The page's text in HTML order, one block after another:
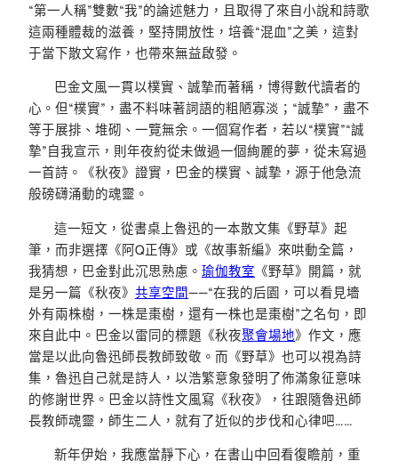
“第一人稱”雙數“我”的論述魅力，且取得了來自小說和詩歌
這兩種體裁的滋養，堅持開放性，培養“混血”之美，這對
于當下散文寫作，也帶來無益啟發。
巴金文風一貫以樸實、誠摯而著稱，博得數代讀者的
心。但“樸實”，盡不料味著詞語的粗陋寡淡；“誠摯”，盡不
等于展排、堆砌、一覽無余。一個寫作者，若以“樸實”“誠
摯”自我宣示，則年夜約從未做過一個絢麗的夢，從未寫過
一首詩。《秋夜》證實，巴金的樸實、誠摯，源于他急流
般磅礴涌動的魂靈。
這一短文，從書桌上魯迅的一本散文集《野草》起
筆，而非選擇《阿Q正傳》或《故事新編》來哄動全篇，
我猜想，巴金對此沉思熟慮。 瑜伽教室 《野草》開篇，就
是另一篇《秋夜》 共享空間——“在我的后園，可以看見墻
外有兩株樹，一株是棗樹，還有一株也是棗樹”之名句，即
來自此中。巴金以雷同的標題《秋夜聚會場地》作文，應
當是以此向魯迅師長教師致敬。而《野草》也可以視為詩
集，魯迅自己就是詩人，以浩繁意象發明了佈滿象征意味
的修謝世界。巴金以詩性文風寫《秋夜》，往跟隨魯迅師
長教師魂靈，師生二人，就有了近似的步伐和心律吧……
新年伊始，我應當靜下心，在書山中回看復瞻前，重